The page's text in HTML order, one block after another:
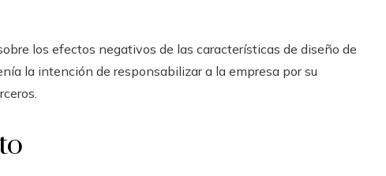
los efectos negativos de las características de diseño de
la intención de responsabilizar a la empresa por su